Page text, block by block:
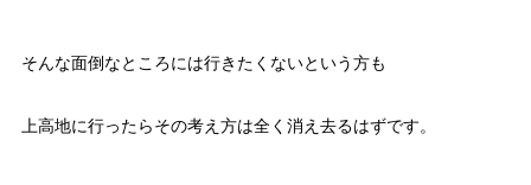
そんな面倒なところには行きたくないという方も
上高地に行ったらその考え方は全く消え去るはずです。